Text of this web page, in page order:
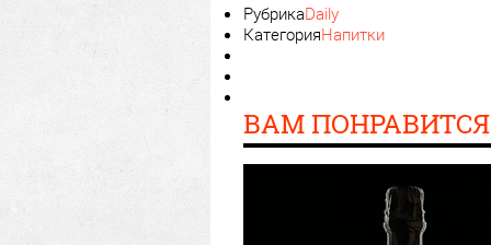
РубрикаDaily
КатегорияНапитки
ВАМ ПОНРАВИТСЯ